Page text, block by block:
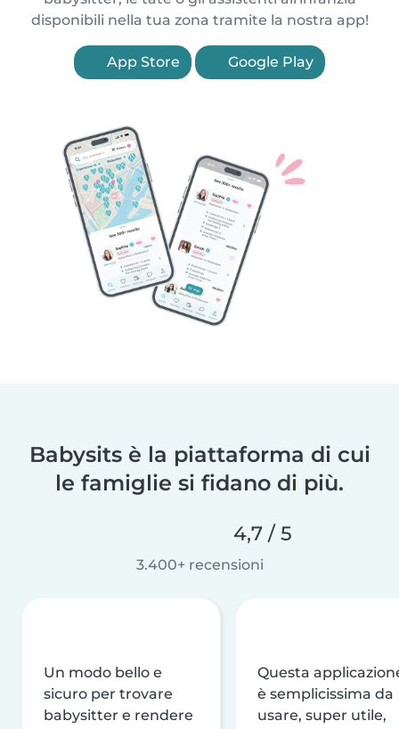
disponibili nella tua zona tramite la nostra app!
App Store Google Play
Babysits è la piattaforma di cui
le famiglie si fidano di più.
4,7 / 5
3.400+ recensioni
Un modo bello e
sicuro per trovare
babysitter e rendere
Questa
è semplicissima da
usare, super utile,